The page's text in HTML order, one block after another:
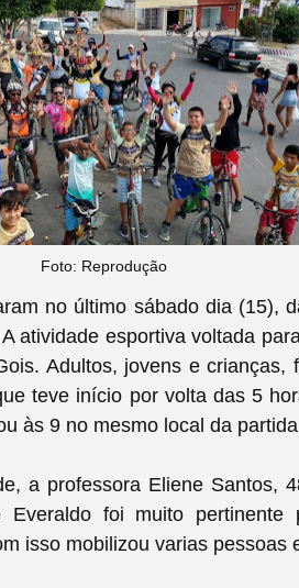
Foto: Reprodução
no último sábado dia (15),
atividade esportiva voltada
Adultos, jovens e crianças,
teve início por volta das 5
às 9 no mesmo local da
a professora Eliene Santos,
Everaldo foi muito pertinente
isso mobilizou varias pessoas